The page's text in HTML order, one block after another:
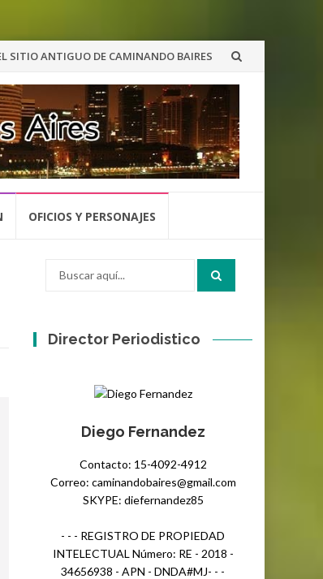
SITIO ANTIGUO DE CAMINANDO BAIRES
OFICIOS Y PERSONAJES
Director Periodistico
Diego Fernandez
Contacto: 15-4092-4912
Correo: caminandobaires@gmail.com
SKYPE: diefernandez85
- - - REGISTRO DE PROPIEDAD
INTELECTUAL Número: RE - 2018 -
34656938 - APN - DNDA#MJ- - -